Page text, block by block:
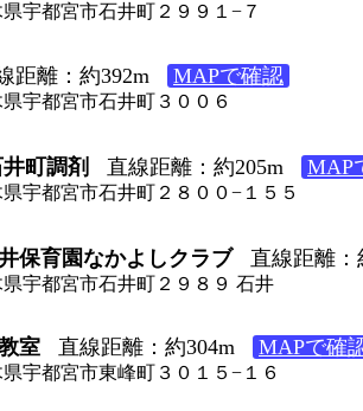
県宇都宮市石井町２９９１−７
距離：約392m MAPで確認
県宇都宮市石井町３００６
町調剤 直線距離：約205m MAP
県宇都宮市石井町２８００−１５５
保育園なかよしクラブ 直線距離：
県宇都宮市石井町２９８９ 石井
室 直線距離：約304m MAPで確
県宇都宮市東峰町３０１５−１６